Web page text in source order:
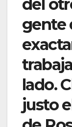
del
gente
lado.
justo